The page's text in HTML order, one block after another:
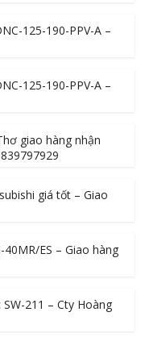
125-190-PPV-A –
125-190-PPV-A –
giao hàng nhận
giá tốt – Giao
ES – Giao hàng
211 – Cty Hoàng